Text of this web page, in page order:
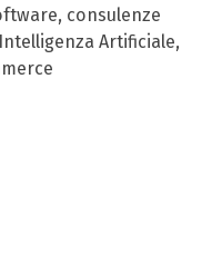
consulenze
Artificiale,